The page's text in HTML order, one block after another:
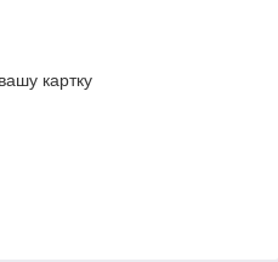
картку